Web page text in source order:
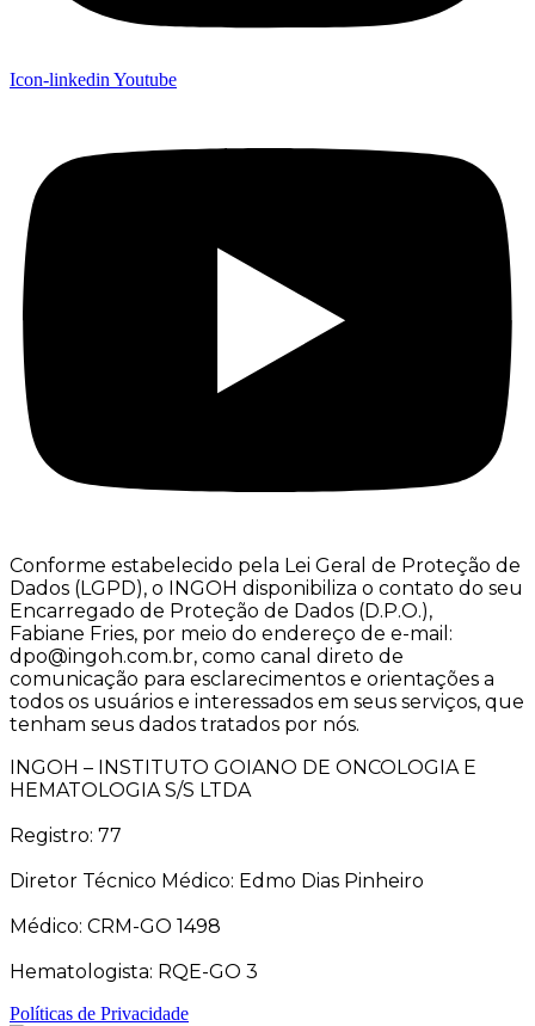
Icon-linkedin Youtube
Conforme estabelecido pela Lei Geral de Proteção de
Dados (LGPD), o INGOH disponibiliza o contato do seu
Encarregado de Proteção de Dados (D.P.O.),
Fabiane Fries, por meio do endereço de e-mail:
dpo@ingoh.com.br, como canal direto de
comunicação para esclarecimentos e orientações a
todos os usuários e interessados em seus serviços, que
tenham seus dados tratados por nós.
INGOH – INSTITUTO GOIANO DE ONCOLOGIA E
HEMATOLOGIA S/S LTDA
Registro: 77
Diretor Técnico Médico: Edmo Dias Pinheiro
Médico: CRM-GO 1498
Hematologista: RQE-GO 3
Políticas de Privacidade